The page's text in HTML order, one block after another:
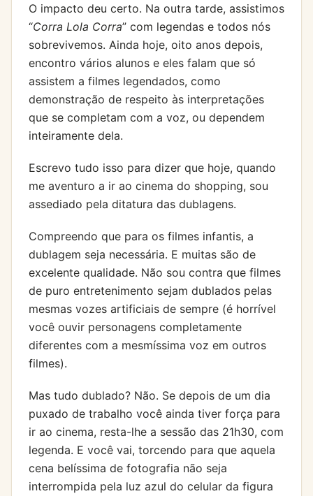
O impacto deu certo. Na outra tarde, assistimos
“Corra Lola Corra” com legendas e todos nós
sobrevivemos. Ainda hoje, oito anos depois,
encontro vários alunos e eles falam que só
assistem a filmes legendados, como
demonstração de respeito às interpretações
que se completam com a voz, ou dependem
inteiramente dela.
Escrevo tudo isso para dizer que hoje, quando
me aventuro a ir ao cinema do shopping, sou
assediado pela ditatura das dublagens.
Compreendo que para os filmes infantis, a
dublagem seja necessária. E muitas são de
excelente qualidade. Não sou contra que filmes
de puro entretenimento sejam dublados pelas
mesmas vozes artificiais de sempre (é horrível
você ouvir personagens completamente
diferentes com a mesmíssima voz em outros
filmes).
Mas tudo dublado? Não. Se depois de um dia
puxado de trabalho você ainda tiver força para
ir ao cinema, resta-lhe a sessão das 21h30, com
legenda. E você vai, torcendo para que aquela
cena belíssima de fotografia não seja
interrompida pela luz azul do celular da figura